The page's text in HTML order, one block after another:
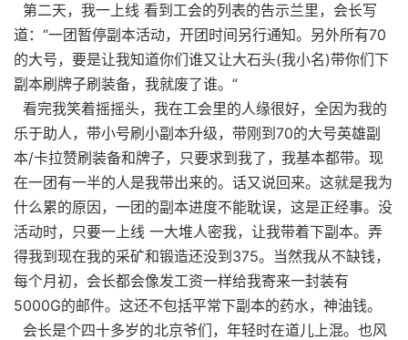
第二天，我一上线 看到工会的列表的告示兰里，会长写
道：“一团暂停副本活动，开团时间另行通知。另外所有70
的大号，要是让我知道你们谁又让大石头(我小名)带你们下
副本刷牌子刷装备，我就废了谁。”
看完我笑着摇摇头，我在工会里的人缘很好，全因为我的
乐于助人，带小号刷小副本升级，带刚到70的大号英雄副
本/卡拉赞刷装备和牌子，只要求到我了，我基本都带。现
在一团有一半的人是我带出来的。话又说回来。这就是我为
什么累的原因，一团的副本进度不能耽误，这是正经事。没
活动时，只要一上线 一大堆人密我，让我带着下副本。弄
得我到现在我的采矿和锻造还没到375。当然我从不缺钱，
每个月初，会长都会像发工资一样给我寄来一封装有
5000G的邮件。这还不包括平常下副本的药水，神油钱。
会长是个四十多岁的北京爷们，年轻时在道儿上混。也风